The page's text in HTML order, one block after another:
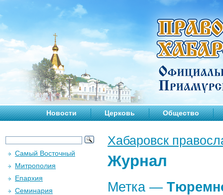
Новости Церковь Общество
Хабаровск
Журнал
Метка —
Самый Восточный
Митрополия
Епархия
Семинария